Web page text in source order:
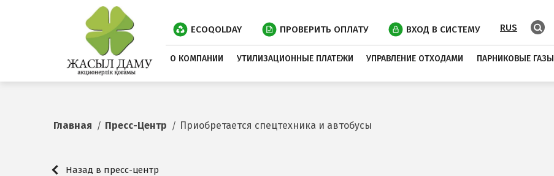
ECOQOLDAY ПРОВЕРИТЬ ОПЛАТУ ВХОД В СИСТЕМУ RUS
О КОМПАНИИ УТИЛИЗАЦИОННЫЕ ПЛАТЕЖИ УПРАВЛЕНИЕ ОТХОДАМИ ПАРНИКОВЫЕ ГАЗЫ
Главная Пресс-Центр Приобретается спецтехника и автобусы
Назад в пресс-центр